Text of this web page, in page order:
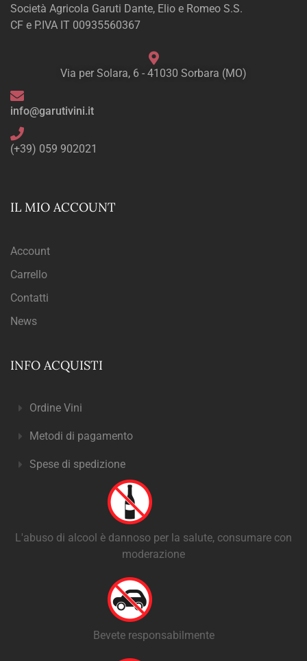
Società Agricola Garuti Dante, Elio e Romeo S.S.
CF e P.IVA IT 00935560367
Via per Solara, 6 - 41030 Sorbara (MO)
info@garutivini.it
(+39) 059 902021
IL MIO ACCOUNT
Account
Carrello
Contatti
News
INFO ACQUISTI
Ordine Vini
Metodi di pagamento
Spese di spedizione
L'abuso di alcool è dannoso per la salute, consumare con
moderazione
Bevete responsabilmente